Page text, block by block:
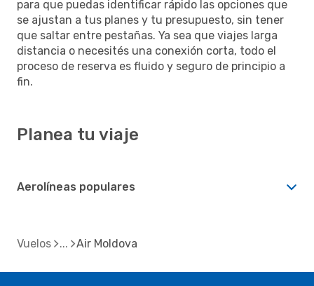
para que puedas identificar rápido las opciones que
se ajustan a tus planes y tu presupuesto, sin tener
que saltar entre pestañas. Ya sea que viajes larga
distancia o necesités una conexión corta, todo el
proceso de reserva es fluido y seguro de principio a
fin.
Planea tu viaje
Aerolíneas populares
Vuelos Air Moldova